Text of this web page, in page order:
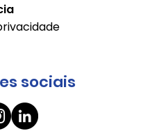
sociais